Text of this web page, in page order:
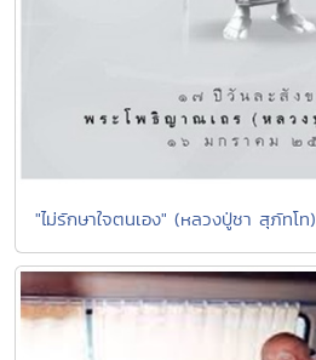
"ไม่รักษาใจตนเอง" (หลวงปู่ชา สุภัทโท)